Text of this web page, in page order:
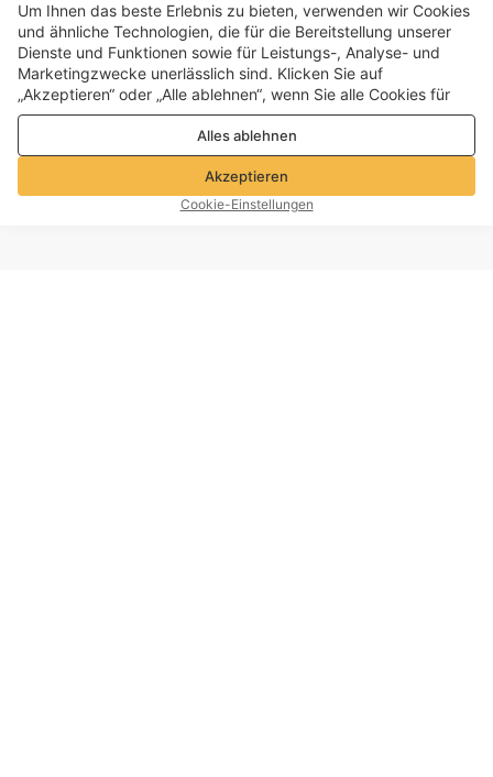
Um Ihnen das beste Erlebnis zu bieten, verwenden wir Cookies
und ähnliche Technologien, die für die Bereitstellung unserer
Dienste und Funktionen sowie für Leistungs-, Analyse- und
Marketingzwecke unerlässlich sind. Klicken Sie auf
„Akzeptieren“ oder „Alle ablehnen“, wenn Sie alle Cookies für
Leistungs-, Analyse- und Marketingzwecke zulassen oder
ablehnen möchten. Weitere Informationen finden Sie in unserer
Datenschutz- und Cookie-Richtlinie
Alles ablehnen
Akzeptieren
Cookie-Einstellungen